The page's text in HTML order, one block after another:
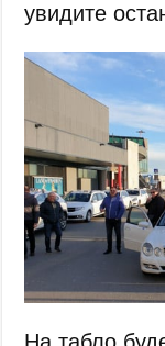
увидите